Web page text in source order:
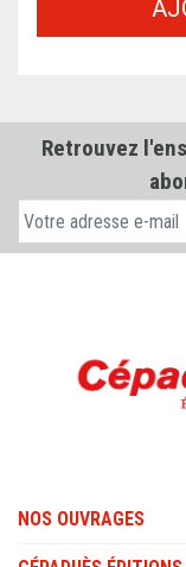
Retrouvez
NOS OUVRAGES